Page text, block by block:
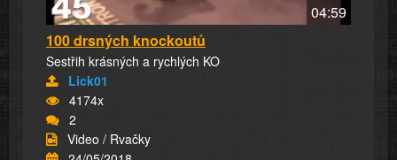
04:59
100 drsných knockoutů
Sestřih krásných a rychlých KO
Lick01
4174x
2
Video / Rvačky